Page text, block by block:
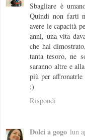
Sbagliare è
Quindi non farti
avere le capacità
anni, una vita
che hai
tanta tesoro, ne
saranno altre e
più per
;)
Rispondi
Dolci a gogo lun